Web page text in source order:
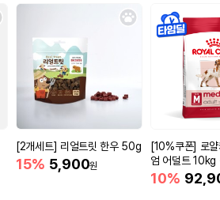
[2개세트] 리얼트릿 한우 50g
15% 5,900원
[10%쿠폰] 로
엄 어덜트 10kg
증진
10%